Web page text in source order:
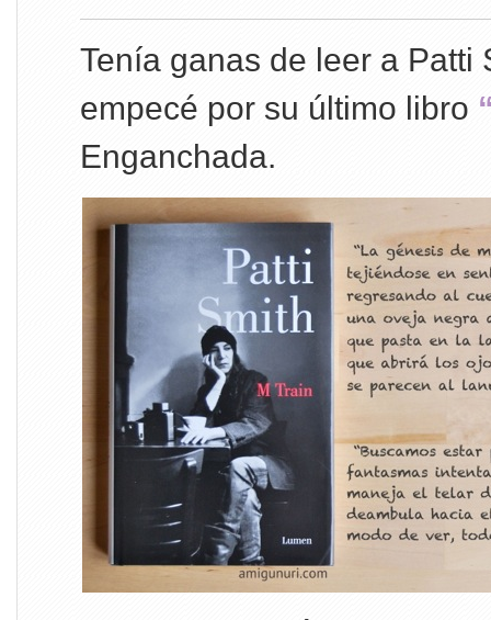
Tenía ganas de leer a Patti
empecé por su último libro
Enganchada.